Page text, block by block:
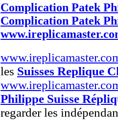
Complication Patek
Complication Patek
les Suisses Replique
Philippe Suisse
regarder les